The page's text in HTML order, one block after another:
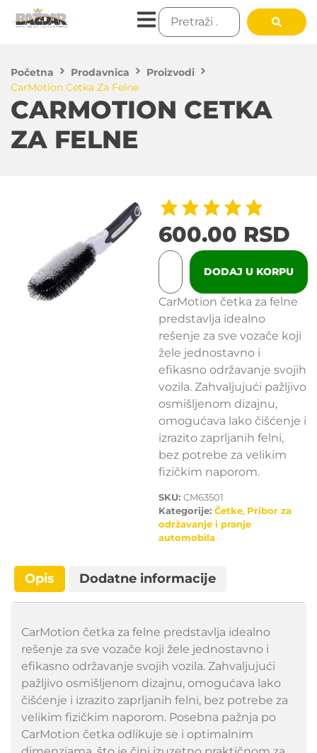
Početna Prodavnica
Proizvodi
CarMotion Cetka Za Felne
CARMOTION CETKA
ZA FELNE
600.00 RSD
DODAJ U KORPU
CarMotion četka za felne
predstavlja idealno
rešenje za sve vozače koji
žele jednostavno i
efikasno održavanje svojih
vozila. Zahvaljujući pažljivo
osmišljenom dizajnu,
omogućava lako čišćenje i
izrazito zaprljanih felni,
bez potrebe za velikim
fizičkim naporom.
SKU: CM63501
Kategorije: Četke, Pribor za
održavanje i pranje
automobila
Opis Dodatne informacije
CarMotion četka za felne predstavlja idealno
rešenje za sve vozače koji žele jednostavno i
efikasno održavanje svojih vozila. Zahvaljujući
pažljivo osmišljenom dizajnu, omogućava lako
čišćenje i izrazito zaprljanih felni, bez potrebe za
velikim fizičkim naporom. Posebna pažnja po
CarMotion četka odlikuje se i optimalnim